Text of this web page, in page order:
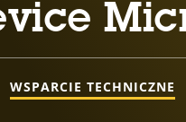
WSPARCIE TECHNICZNE